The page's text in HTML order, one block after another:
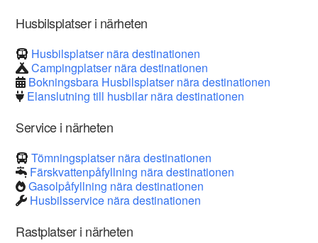
Husbilsplatser i närheten
Husbilsplatser nära destinationen
Campingplatser nära destinationen
Bokningsbara Husbilsplatser nära destinationen
Elanslutning till husbilar nära destinationen
Service i närheten
Tömningsplatser nära destinationen
Färskvattenpåfyllning nära destinationen
Gasolpåfyllning nära destinationen
Husbilsservice nära destinationen
Rastplatser i närheten